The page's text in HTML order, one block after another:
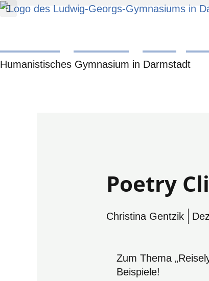
Zum
Humanistisches Gymnasium in Darmstadt
Poetry
Christina Gentzik
Zum Thema
Beispiele!